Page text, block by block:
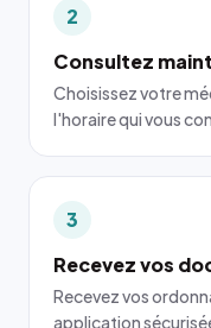
2
Consultez
Choisissez votre
l'horaire qui vous
3
Recevez vos
Recevez vos
application